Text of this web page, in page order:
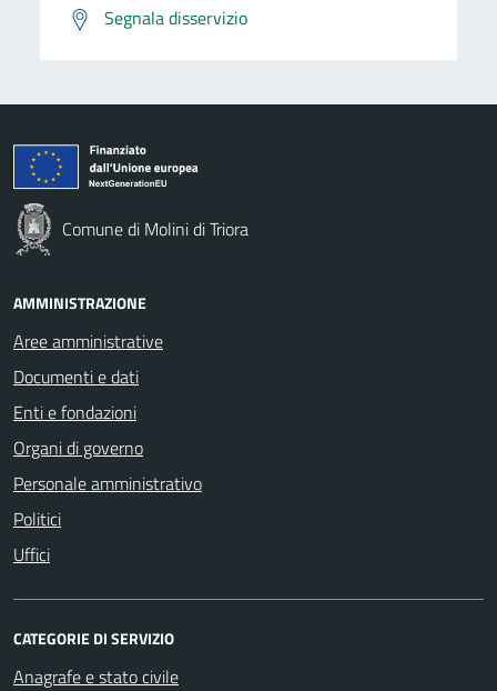
Segnala disservizio
Comune di Molini di Triora
AMMINISTRAZIONE
Aree amministrative
Documenti e dati
Enti e fondazioni
Organi di governo
Personale amministrativo
Politici
Uffici
CATEGORIE DI SERVIZIO
Anagrafe e stato civile